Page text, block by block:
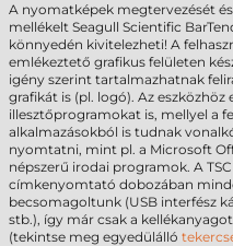
A nyomatképek megtervezését
mellékelt Seagull Scientific
könnyedén kivitelezheti! A
emlékeztető grafikus felületen
igény szerint tartalmazhatnak
grafikát is (pl. logó). Az eszközhöz
illesztőprogramokat is, mellyel a
alkalmazásokból is tudnak
nyomtatni, mint pl. a Microsoft
népszerű irodai programok. A
címkenyomtató dobozában
becsomagoltunk (USB interfész
stb.), így már csak a
(tekintse meg egyedülálló